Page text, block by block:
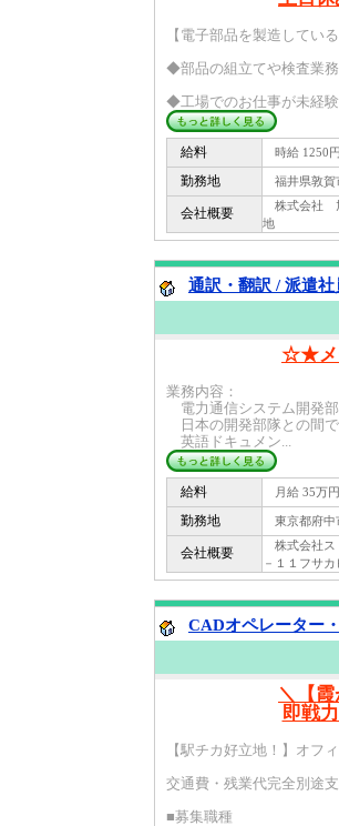
【電子部品を製造してい
◆部品の組立てや検査業
◆工場でのお仕事が未経
給料 時給 1250
勤務地 福井県敦賀
会社概要
株式会社
地
通訳・翻訳 / 派遣社
☆★メ
業務内容：
電力通信システム開発
日本の開発部隊との間
英語ドキュメン...
給料 月給 35万
勤務地 東京都府中
会社概要
株式会社ス
－１１フサ
CADオペレーター
＼【
即戦
【駅チカ好立地！】オフ
交通費・残業代完全別途支
■募集職種